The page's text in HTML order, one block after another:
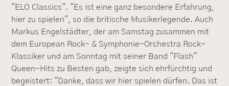
"ELO Classics". "Es ist eine ganz besondere Erfahrung,
hier zu spielen", so die britische Musikerlegende. Auch
Markus Engelstädter, der am Samstag zusammen mit
dem European Rock- & Symphonie-Orchestra Rock-
Klassiker und am Sonntag mit seiner Band "Flash"
Queen-Hits zu Besten gab, zeigte sich ehrfürchtig und
begeistert: "Danke, dass wir hier spielen dürfen. Das ist